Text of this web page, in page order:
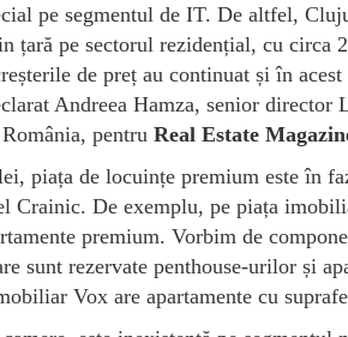
pe segmentul de IT. De altfel,
țară pe sectorul rezidențial, cu circa
de preț au continuat și în
Andreea Hamza, senior
pentru Real Estate
piața de locuințe premium este în
Crainic. De exemplu, pe piața
premium. Vorbim de
sunt rezervate penthouse-urilor și
Vox are apartamente cu